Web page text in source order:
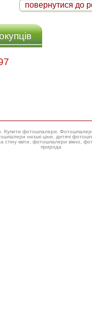
повернутися до
фотошпалери.
троянда, купити фотошпалери для стін,
квіти, фотошпалери вікно,
природа